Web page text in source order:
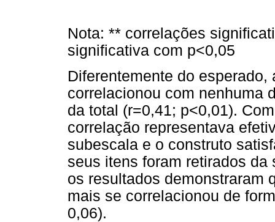
Nota: ** correlações
significativa com p<0,05
Diferentemente do
correlacionou com nenhuma
da total (r=0,41; p<0,01).
correlação representava
subescala e o construto
seus itens foram retirados
os resultados demonstraram
mais se correlacionou de
0,06).